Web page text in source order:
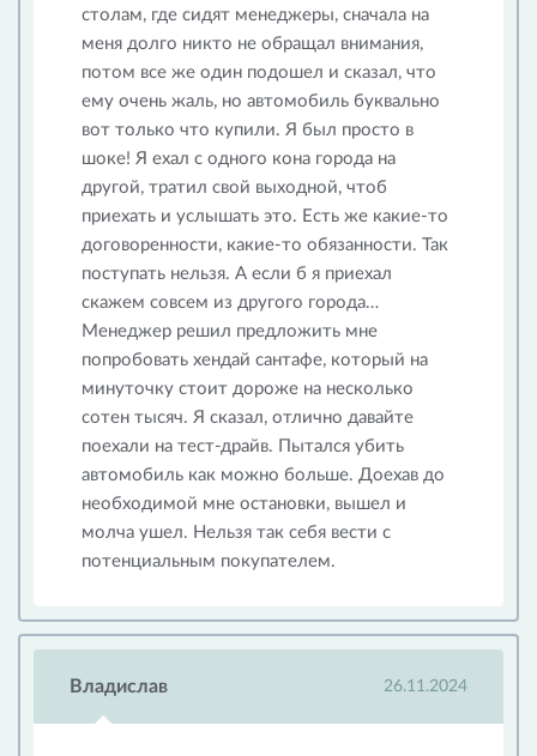
столам, где сидят менеджеры, сначала на
меня долго никто не обращал внимания,
потом все же один подошел и сказал, что
ему очень жаль, но автомобиль буквально
вот только что купили. Я был просто в
шоке! Я ехал с одного кона города на
другой, тратил свой выходной, чтоб
приехать и услышать это. Есть же какие-то
договоренности, какие-то обязанности. Так
поступать нельзя. А если б я приехал
скажем совсем из другого города…
Менеджер решил предложить мне
попробовать хендай сантафе, который на
минуточку стоит дороже на несколько
сотен тысяч. Я сказал, отлично давайте
поехали на тест-драйв. Пытался убить
автомобиль как можно больше. Доехав до
необходимой мне остановки, вышел и
молча ушел. Нельзя так себя вести с
потенциальным покупателем.
Владислав 26.11.2024